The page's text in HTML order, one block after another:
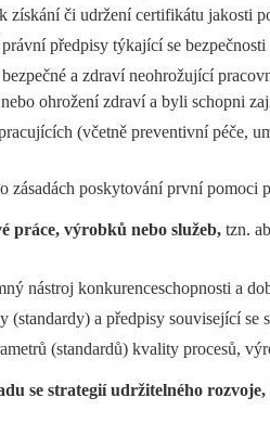
získání či udržení certifikátu jakosti
předpisy týkající se
a zdraví neohrožující
ohrožení zdraví a byli schopni
(včetně preventivní péče,
zásadách poskytování první pomoci
práce, výrobků nebo služeb, tzn.
nástroj konkurenceschopnosti a
(standardy) a předpisy související se
(standardů) kvality procesů,
se strategií udržitelného rozvoje,